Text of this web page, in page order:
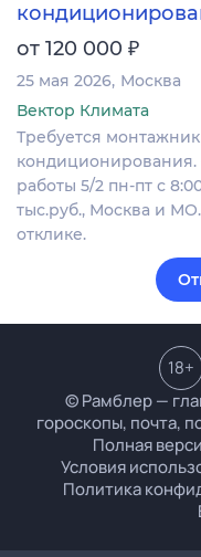
от 120 000 ₽
25 мая 2026 Москва
Вектор Климата
Требуется
кондиционирования.
работы 5/2 пн-пт с
тыс.руб., Москва и
отклике.
© Рамблер —
гороскопы, почта,
Полная
Условия
Политика
18+